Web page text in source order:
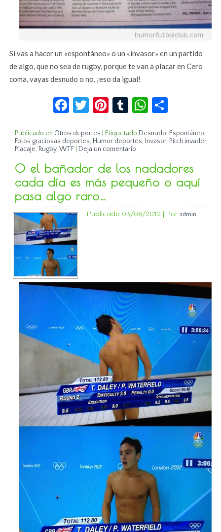
Si vas a hacer un «espontáneo» o un «invasor» en un partido
de algo, que no sea de rugby, porque te van a placar en Cero
coma, vayas desnudo o no, ¡eso da igual!
Facebook
Twitter
Pinterest
TumblrWhatsApp
Publicado en Otros deportes Etiquetado Desnudo, Espontáneo,
Fotos graciosas deportes, Humor deportes, Invasor, Pitch invader,
Placaje, Rugby,WTF Deja un comentario
O el bañador de los nadadores
cada día es más pequeño o aquí
pasa algo raro…
Publicado 03/08/2012 | Por admin